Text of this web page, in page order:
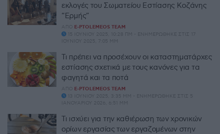
εκλογές του Σωματείου Εστίασης Κοζάνης
“Ερμής”
ΑΠΌ E-PTOLEMEOS TEAM
15 ΙΟΥΝΊΟΥ 2025, 10:28 ΠΜ - ΕΝΗΜΕΡΏΘΗΚΕ ΣΤΙΣ 17
ΙΟΥΝΊΟΥ 2025, 7:05 ΜΜ
Τι πρέπει να προσέχουν οι καταστηματάρχες
εστίασης σχετικά με τους κανόνες για τα
φαγητά και τα ποτά
ΑΠΌ E-PTOLEMEOS TEAM
13 ΙΟΥΝΊΟΥ 2025, 3:35 ΜΜ - ΕΝΗΜΕΡΏΘΗΚΕ ΣΤΙΣ 5
ΙΑΝΟΥΑΡΊΟΥ 2026, 6:51 ΜΜ
Τι ισχύει για την καθιέρωση των χρονικών
ορίων εργασίας των εργαζομένων στην